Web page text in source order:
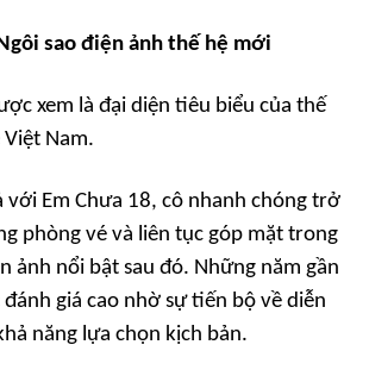
sao điện ảnh thế hệ mới
xem là đại diện tiêu biểu của thế
Nam.
với Em Chưa 18, cô nhanh chóng trở
phòng vé và liên tục góp mặt trong
ảnh nổi bật sau đó. Những năm gần
giá cao nhờ sự tiến bộ về diễn
năng lựa chọn kịch bản.